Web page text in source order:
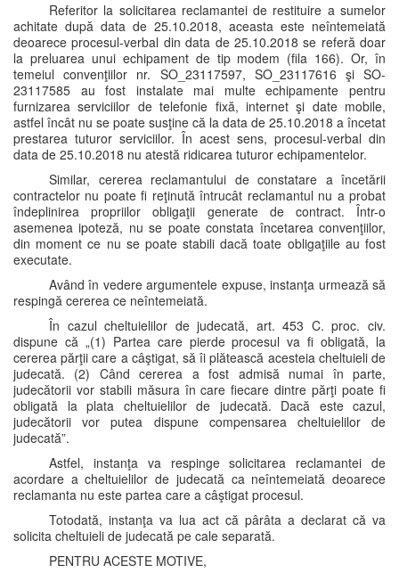
Referitor la solicitarea reclamantei de restituire a sumelor
achitate după data de 25.10.2018, aceasta este neîntemeiată
deoarece procesul-verbal din data de 25.10.2018 se referă doar
la preluarea unui echipament de tip modem (fila 166). Or, în
temeiul convenţiilor nr. SO_23117597, SO_23117616 şi SO-
23117585 au fost instalate mai multe echipamente pentru
furnizarea serviciilor de telefonie fixă, internet şi date mobile,
astfel încât nu se poate susţine că la data de 25.10.2018 a încetat
prestarea tuturor serviciilor. În acest sens, procesul-verbal din
data de 25.10.2018 nu atestă ridicarea tuturor echipamentelor.
Similar, cererea reclamantului de constatare a încetării
contractelor nu poate fi reţinută întrucât reclamantul nu a probat
îndeplinirea propriilor obligaţii generate de contract. Într-o
asemenea ipoteză, nu se poate constata încetarea convenţiilor,
din moment ce nu se poate stabili dacă toate obligaţiile au fost
executate.
Având în vedere argumentele expuse, instanţa urmează să
respingă cererea ce neîntemeiată.
În cazul cheltuielilor de judecată, art. 453 C. proc. civ.
dispune că „(1) Partea care pierde procesul va fi obligată, la
cererea părţii care a câştigat, să îi plătească acesteia cheltuieli de
judecată. (2) Când cererea a fost admisă numai în parte,
judecătorii vor stabili măsura în care fiecare dintre părţi poate fi
obligată la plata cheltuielilor de judecată. Dacă este cazul,
judecătorii vor putea dispune compensarea cheltuielilor de
judecată”.
Astfel, instanţa va respinge solicitarea reclamantei de
acordare a cheltuielilor de judecată ca neîntemeiată deoarece
reclamanta nu este partea care a câştigat procesul.
Totodată, instanţa va lua act că pârâta a declarat că va
solicita cheltuieli de judecată pe cale separată.
PENTRU ACESTE MOTIVE,